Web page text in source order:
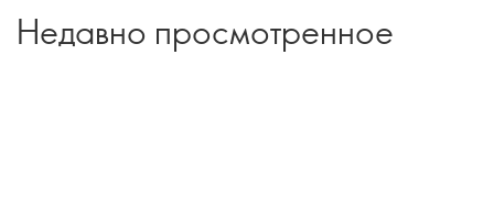
Недавно просмотренное